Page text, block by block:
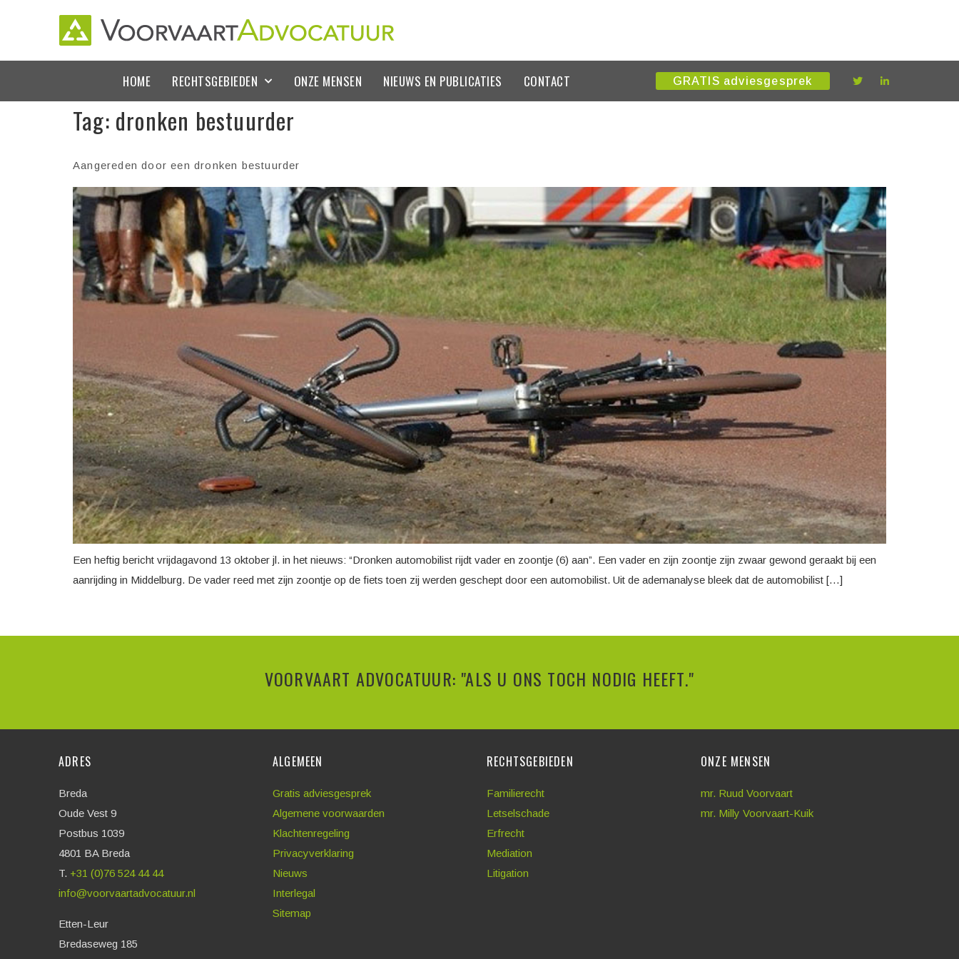
HOME RECHTSGEBIEDEN ONZE MENSEN NIEUWS EN PUBLICATIES CONTACT GRATIS adviesgesprek
Tag: dronken bestuurder
Aangereden door een dronken bestuurder
Een heftig bericht vrijdagavond 13 oktober jl. in het nieuws: “Dronken automobilist rijdt vader en zoontje (6) aan”. Een vader en zijn zoontje zijn zwaar gewond geraakt bij een
aanrijding in Middelburg. De vader reed met zijn zoontje op de fiets toen zij werden geschept door een automobilist. Uit de ademanalyse bleek dat de automobilist […]
VOORVAART ADVOCATUUR: "ALS U ONS TOCH NODIG HEEFT."
ADRES
Breda
Oude Vest 9
Postbus 1039
4801 BA Breda
T. +31 (0)76 524 44 44
info@voorvaartadvocatuur.nl
Etten-Leur
Bredaseweg 185
ALGEMEEN
Gratis adviesgesprek
Algemene voorwaarden
Klachtenregeling
Privacyverklaring
Nieuws
Interlegal
Sitemap
RECHTSGEBIEDEN
Familierecht
Letselschade
Erfrecht
Mediation
Litigation
ONZE MENSEN
mr. Ruud Voorvaart
mr. Milly Voorvaart-Kuik